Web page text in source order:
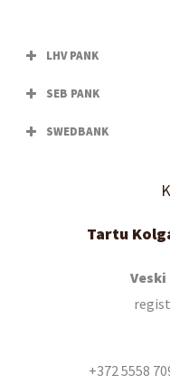
LHV PANK
SEB PANK
SWEDBANK
Tartu
Veski
+372 5558